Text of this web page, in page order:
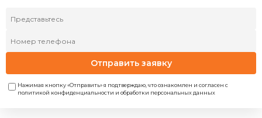
Отправить заявку
Нажимая кнопку «Отправить» я подтверждаю, что ознакомлен и согласен с
политикой конфиденциальности и обработки персональных данных